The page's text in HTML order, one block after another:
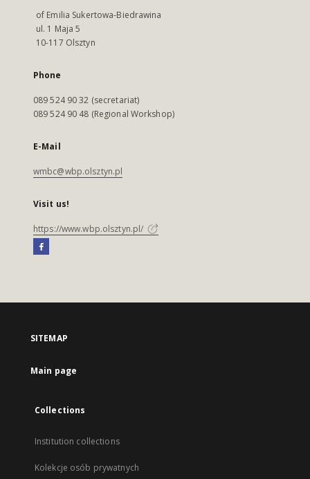
of Emilia Sukertowa-Biedrawina
ul. 1 Maja 5
10-117 Olsztyn
Phone
089 524 90 32 (secretariat)
089 524 90 48 (Regional Workshop)
E-Mail
wmbc@wbp.olsztyn.pl
Visit us!
https://www.wbp.olsztyn.pl/
SITEMAP
Main page
Collections
Institution collections
Kolekcje osób prywatnych